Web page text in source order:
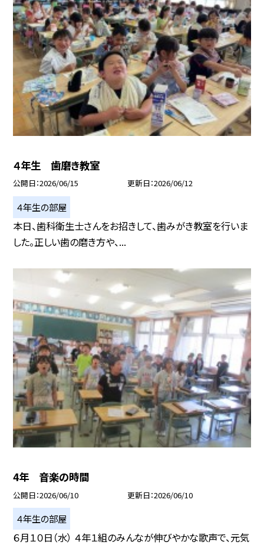
４年生 歯磨き教室
公開日 2026/06/15 更新日 2026/06/12
４年生の部屋
本日、歯科衛生士さんをお招きして、歯みがき教室を行いま
した。正しい歯の磨き方や、...
4年 音楽の時間
公開日 2026/06/10 更新日 2026/06/10
４年生の部屋
６月１０日（水） ４年１組のみんなが伸びやかな歌声で、元気